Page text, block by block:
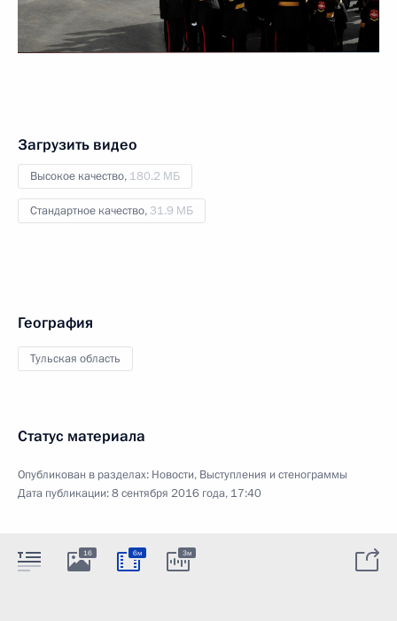
Загрузить видео
Высокое качество, 180.2 МБ
Стандартное качество, 31.9 МБ
География
Тульская область
Статус материала
Опубликован в разделах: Новости, Выступления и стенограммы
Дата публикации:8 сентября 2016 года, 17:40
16 6м 3м